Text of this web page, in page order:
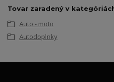
Tovar zaradený v
Auto - moto
Autodoplnky